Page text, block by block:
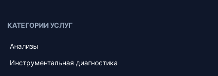
КАТЕГОРИИ УСЛУГ
Анализы
Инструментальная диагностика